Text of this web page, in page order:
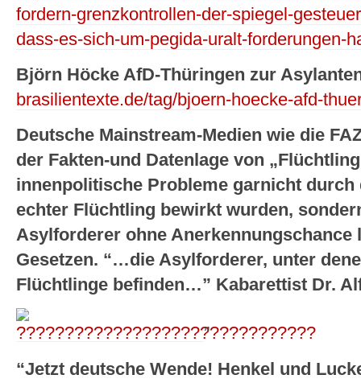
fordern-grenzkontrollen-der-spiegel-
dass-es-sich-um-pegida-uralt-forderungen-
Björn Höcke AfD-Thüringen zur
brasilientexte.de/tag/bjoern-hoecke-afd-
Deutsche Mainstream-Medien wie die
der Fakten-und Datenlage von
innenpolitische Probleme garnicht durch
echter Flüchtling bewirkt wurden,
Asylforderer ohne Anerkennungschance
Gesetzen. “…die Asylforderer, unter
Flüchtlinge befinden…” Kabarettist Dr.
”
“Jetzt deutsche Wende! Henkel und